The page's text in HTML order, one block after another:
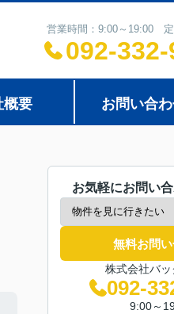
営業時間：9:00～19:00 定
092-
概要 お問い合
お気軽にお問い
無料お問
株式会社バ
092-
9:00～